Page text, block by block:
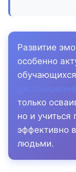
Развитие
особенно
только
но и учиться
эффективно
людьми.